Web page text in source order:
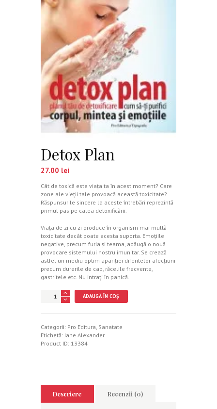
Detox Plan
27.00 lei
Cât de toxică este viaţa ta în acest moment? Care
zone ale vieţii tale provoacă această toxicitate?
Răspunsurile sincere la aceste întrebări reprezintă
primul pas pe calea detoxificării.
Viaţa de zi cu zi produce în organism mai multă
toxicitate decât poate acesta suporta. Emoţiile
negative, precum furia şi teama, adăugă o nouă
provocare sistemului nostru imunitar. Se crează
astfel un mediu optim apariţiei diferitelor afecţiuni
precum durerile de cap, răcelile frecvente,
gastritele etc. Nu intraţi în panică.
Cantitate
ADAUGĂ ÎN COȘ
Categorii: Pro Editura Sanatate
Etichetă: Jane Alexander
Product ID: 13384
Descriere Recenzii (0)